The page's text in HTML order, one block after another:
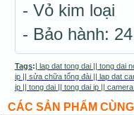
- Vỏ kim loại
- Bảo hành:
Tags:| lap dat tong dai || tong dai
ip || sửa chữa tổng đài || lap dat
ip || tong dai || tong dai ip ||
CÁC SẢN PHẨM